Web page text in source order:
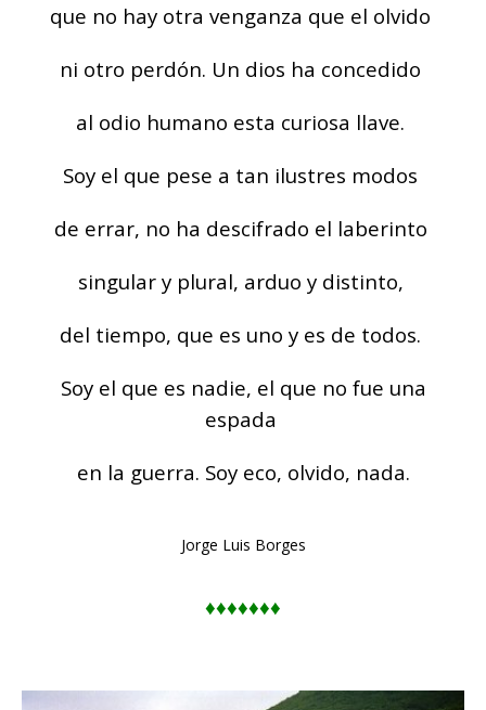
que no hay otra venganza que el olvido
ni otro perdón. Un dios ha concedido
al odio humano esta curiosa llave.
Soy el que pese a tan ilustres modos
de errar, no ha descifrado el laberinto
singular y plural, arduo y distinto,
del tiempo, que es uno y es de todos.
Soy el que es nadie, el que no fue una
espada
en la guerra. Soy eco, olvido, nada.
Jorge Luis Borges
♦♦♦♦♦♦♦